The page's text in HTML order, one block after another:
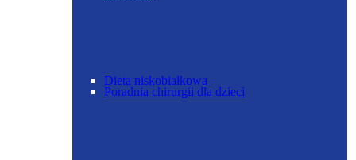
Poradnia chirurgii dla dzieci
Dieta niskobiałkowa